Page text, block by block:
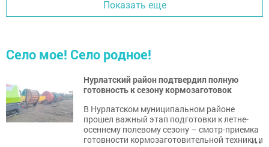
Показать еще
Село мое! Село родное!
Нурлатский район подтвердил полную
готовность к сезону кормозаготовок
В Нурлатском муниципальном районе
прошел важный этап подготовки к летне-
осеннему полевому сезону – смотр-приемка
готовности кормозаготовительной техники и
...